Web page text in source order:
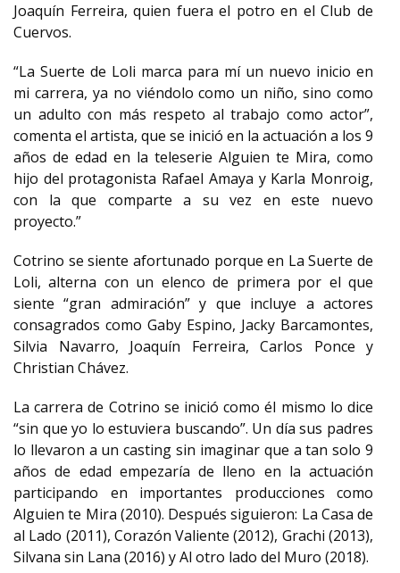
Joaquín Ferreira, quien fuera el potro en el Club de
Cuervos.
“La Suerte de Loli marca para mí un nuevo inicio en
mi carrera, ya no viéndolo como un niño, sino como
un adulto con más respeto al trabajo como actor”,
comenta el artista, que se inició en la actuación a los 9
años de edad en la teleserie Alguien te Mira, como
hijo del protagonista Rafael Amaya y Karla Monroig,
con la que comparte a su vez en este nuevo
proyecto.”
Cotrino se siente afortunado porque en La Suerte de
Loli, alterna con un elenco de primera por el que
siente “gran admiración” y que incluye a actores
consagrados como Gaby Espino, Jacky Barcamontes,
Silvia Navarro, Joaquín Ferreira, Carlos Ponce y
Christian Chávez.
La carrera de Cotrino se inició como él mismo lo dice
“sin que yo lo estuviera buscando”. Un día sus padres
lo llevaron a un casting sin imaginar que a tan solo 9
años de edad empezaría de lleno en la actuación
participando en importantes producciones como
Alguien te Mira (2010). Después siguieron: La Casa de
al Lado (2011), Corazón Valiente (2012), Grachi (2013),
Silvana sin Lana (2016) y Al otro lado del Muro (2018).